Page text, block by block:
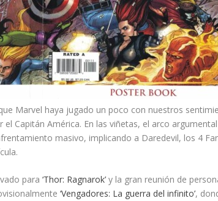
Marvel haya jugado un poco con nuestros
Capitán América. En las viñetas, el arco
masivo, implicando a Daredevil, los 4
para‘Thor: Ragnarok’ y la gran reunión de
‘Vengadores: La guerra del infinito’,